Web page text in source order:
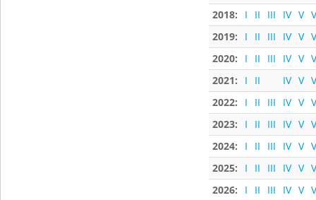
2018:
I II III IV V
2019:
I II III IV V
2020:
I II III IV V
2021:
I II IV V
2022:
I II III IV V
2023:
I II III IV V
2024:
I II III IV V
2025:
I II III IV V
2026:
I II III IV V